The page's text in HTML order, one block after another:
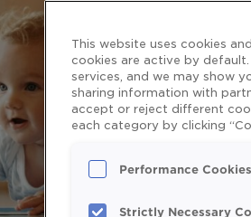
This website uses cookies
cookies are active by
services, and we may show
sharing information with
accept or reject different
each category by clicking
Performance Cookies
Strictly Necessary